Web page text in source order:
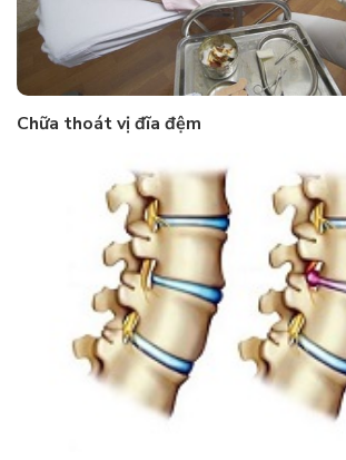
Chữa thoát vị đĩa đệm